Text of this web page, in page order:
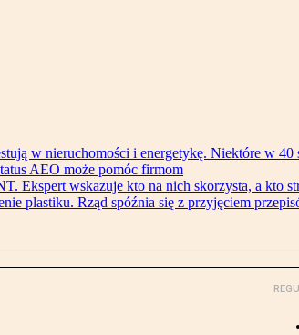
w nieruchomości i energetykę. Niektóre w 40
AEO może pomóc firmom
Ekspert wskazuje kto na nich skorzysta, a kto
plastiku. Rząd spóźnia się z przyjęciem